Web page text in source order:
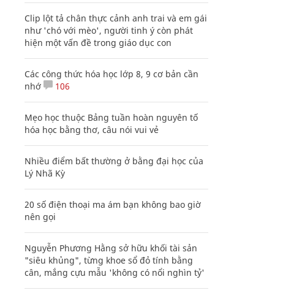
Clip lột tả chân thực cảnh anh trai và em gái
như 'chó với mèo', người tinh ý còn phát
hiện một vấn đề trong giáo dục con
Các công thức hóa học lớp 8, 9 cơ bản cần
nhớ
106
Mẹo học thuộc Bảng tuần hoàn nguyên tố
hóa học bằng thơ, câu nói vui vẻ
Nhiều điểm bất thường ở bằng đại học của
Lý Nhã Kỳ
20 số điện thoại ma ám bạn không bao giờ
nên gọi
Nguyễn Phương Hằng sở hữu khối tài sản
"siêu khủng", từng khoe sổ đỏ tính bằng
cân, mắng cựu mẫu 'không có nổi nghìn tỷ'